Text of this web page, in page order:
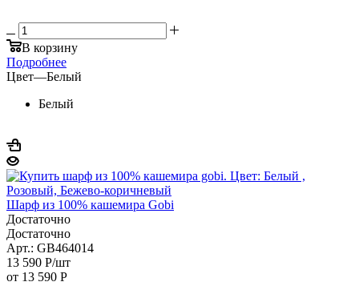
В корзину
Подробнее
Цвет—Белый
Белый
Шарф из 100% кашемира Gobi
Достаточно
Достаточно
Арт.: GB464014
13 590 Р/шт
от 13 590 Р